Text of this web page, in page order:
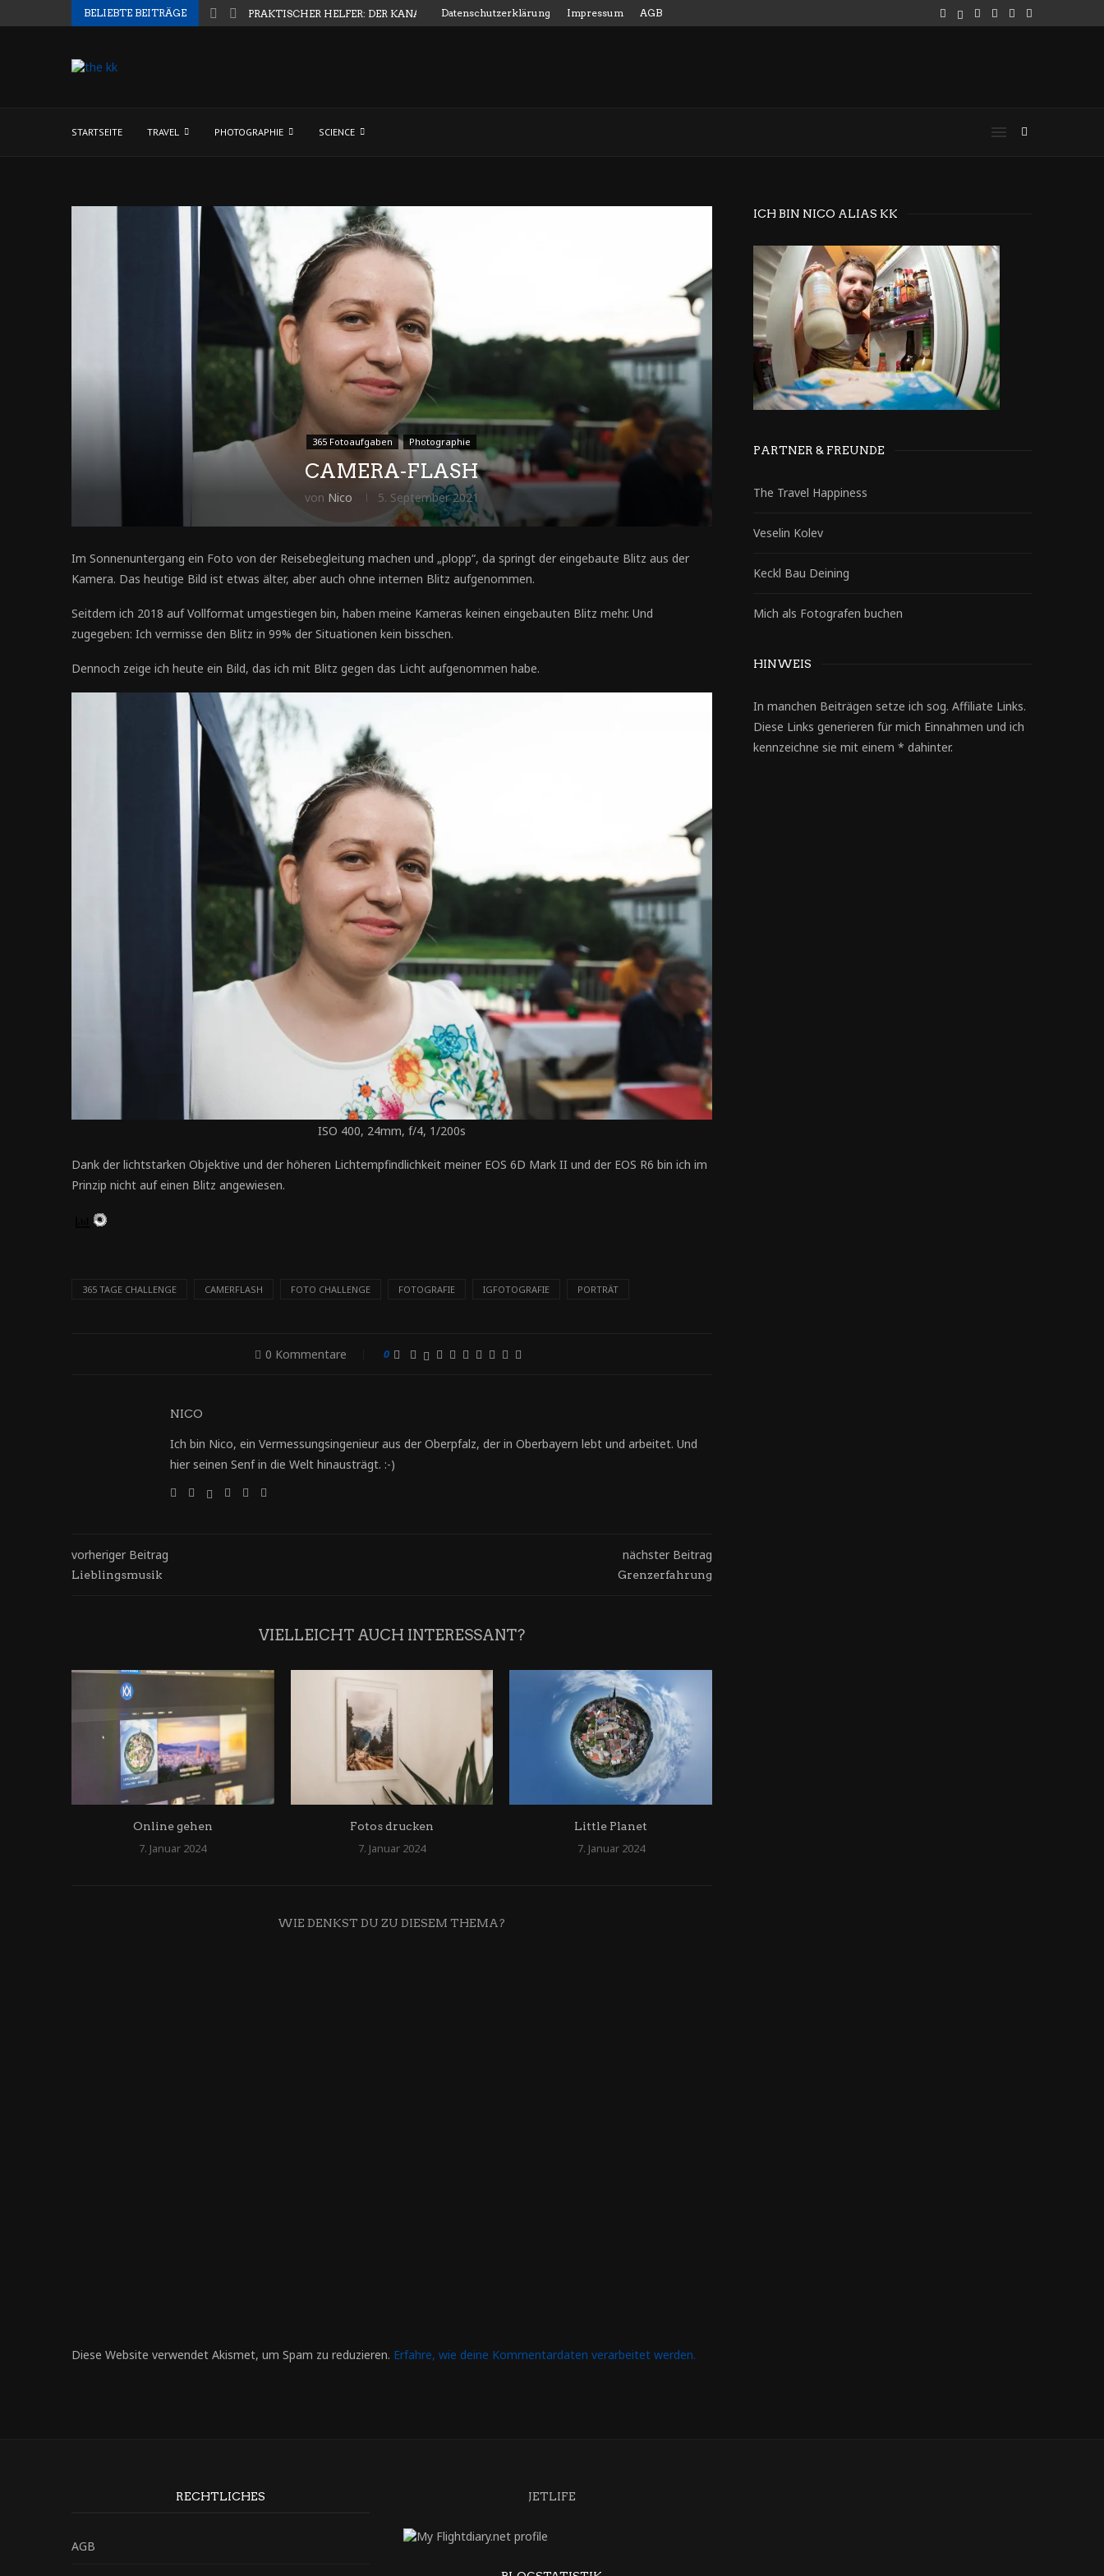
BELIEBTE BEITRÄGE PRAKTISCHER HELFER: DER KANALMESSSTABDatenschutzerklärung Impressum AGB
STARTSEITE TRAVEL PHOTOGRAPHIE SCIENCE
365 Fotoaufgaben Photographie
CAMERA-FLASH
von Nico 5. September 2021
Im Sonnenuntergang ein Foto von der Reisebegleitung machen und „plopp“, da springt der eingebaute Blitz aus der
Kamera. Das heutige Bild ist etwas älter, aber auch ohne internen Blitz aufgenommen.
Seitdem ich 2018 auf Vollformat umgestiegen bin, haben meine Kameras keinen eingebauten Blitz mehr. Und
zugegeben: Ich vermisse den Blitz in 99% der Situationen kein bisschen.
Dennoch zeige ich heute ein Bild, das ich mit Blitz gegen das Licht aufgenommen habe.
ISO 400, 24mm, f/4, 1/200s
Dank der lichtstarken Objektive und der höheren Lichtempfindlichkeit meiner EOS 6D Mark II und der EOS R6 bin ich im
Prinzip nicht auf einen Blitz angewiesen.
365 TAGE CHALLENGE CAMERFLASH FOTO CHALLENGE FOTOGRAFIE IGFOTOGRAFIE PORTRÄT
0 Kommentare 0
NICO
Ich bin Nico, ein Vermessungsingenieur aus der Oberpfalz, der in Oberbayern lebt und arbeitet. Und
hier seinen Senf in die Welt hinausträgt. :-)
vorheriger Beitrag
Lieblingsmusik
nächster Beitrag
Grenzerfahrung
VIELLEICHT AUCH INTERESSANT?
Online gehen
7. Januar 2024
Fotos drucken
7. Januar 2024
Little Planet
7. Januar 2024
WIE DENKST DU ZU DIESEM THEMA?
Diese Website verwendet Akismet, um Spam zu reduzieren. Erfahre, wie deine Kommentardaten verarbeitet werden.
ICH BIN NICO ALIAS KK
PARTNER & FREUNDE
The Travel Happiness
Veselin Kolev
Keckl Bau Deining
Mich als Fotografen buchen
HINWEIS
In manchen Beiträgen setze ich sog. Affiliate Links.
Diese Links generieren für mich Einnahmen und ich
kennzeichne sie mit einem * dahinter.
RECHTLICHES
AGB
JETLIFE